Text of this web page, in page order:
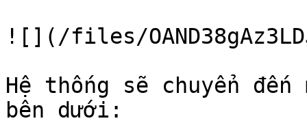
![](/files/
Hệ thống sẽ chuyển đến
bên dưới: